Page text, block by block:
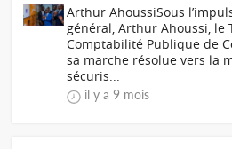
Arthur AhoussiSous
général, Arthur Ahoussi, le
Comptabilité Publique de
sa marche résolue vers la
sécuris...
il y a 9 mois